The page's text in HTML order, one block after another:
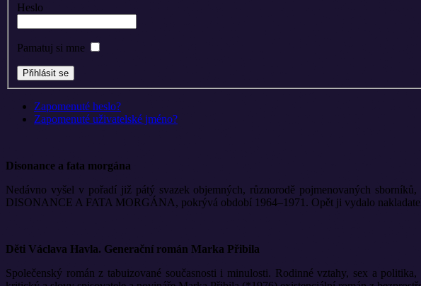
Heslo
Pamatuj si mne
Zapomenuté heslo?
Zapomenuté uživatelské jméno?
Disonance a fata morgána
Nedávno vyšel v pořadí již pátý svazek objemných, různorodě pojmenovaných
DISONANCE A FATA MORGÁNA, pokrývá období 1964–1971. Opět ji vydalo
Děti Václava Havla. Generační román Marka Přibila
Společenský román z tabuizované současnosti i minulosti. Rodinné vztahy, sex a